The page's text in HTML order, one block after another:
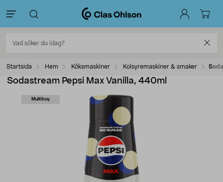
Startsida Hem Köksmaskiner Kolsyremaskiner & smaker
Sodastream Pepsi Max Vanilla, 440ml
Multibuy